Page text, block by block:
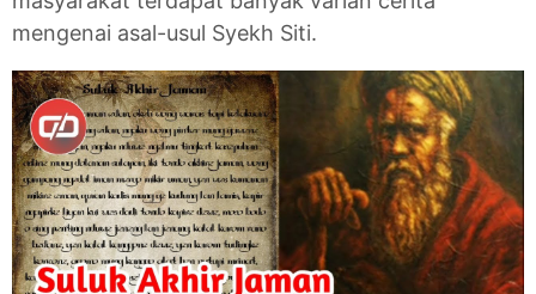
mengenai asal-usul Syekh Siti.